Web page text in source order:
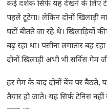
कई दर्शक सिर्फ यह देखने के लिए
पहले टूटेगा। लेकिन दोनों खिलाड़ी
घंटों बीतते जा रहे थे। खिलाड़ियों
बढ़ रहा था। पसीना लगातार बह
दोनों खिलाड़ी अभी भी सर्विस गेम
हर गेम के बाद दोनों बेंच पर बैठते,
तैयार हो जाते। यह सिर्फ टेनिस